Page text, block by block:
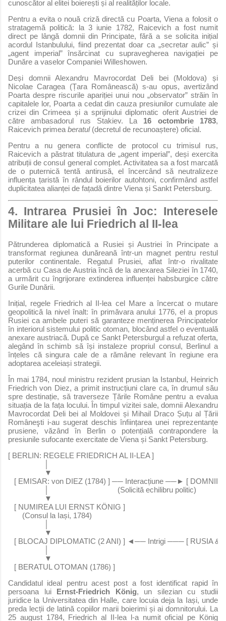
cunoscător al elitei boierești și al realităților locale.
Pentru a evita o nouă criză directă cu Poarta, Viena a folosit o
stratagemă politică: la 3 iunie 1782, Raicevich a fost numit
direct pe lângă domnii din Principate, fără a se solicita inițial
acordul Istanbulului, fiind prezentat doar ca „secretar aulic” și
„agent imperial” însărcinat cu supravegherea navigației pe
Dunăre a vaselor Companiei Willeshowen.
Deși domnii Alexandru Mavrocordat Deli bei (Moldova) și
Nicolae Caragea (Țara Românească) s-au opus, avertizând
Poarta despre riscurile apariției unui nou „observator” străin în
capitalele lor, Poarta a cedat din cauza presiunilor cumulate ale
crizei din Crimeea și a sprijinului diplomatic oferit Austriei de
către ambasadorul rus Stakiev. La 16 octombrie 1783,
Raicevich primeaberatul(decretul de recunoaștere) oficial.
Pentru a nu genera conflicte de protocol cu trimisul rus,
Raicevich a păstrat titulatura de „agent imperial”, deși exercita
atribuții de consul general complet. Activitatea sa a fost marcată
de o puternică tentă antirusă, el încercând să neutralizeze
influența țaristă în rândul boierilor autohtoni, confirmând astfel
duplicitatea alianței de fațadă dintre Viena și Sankt Petersburg.
4. Intrarea Prusiei în Joc: Interesele
Militare ale lui Friedrich al II-lea
Pătrunderea diplomatică a Rusiei și Austriei în Principate a
transformat regiunea dunăreană într-un magnet pentru restul
puterilor continentale. Regatul Prusiei, aflat într-o rivalitate
acerbă cu Casa de Austria încă de la anexarea Sileziei în 1740,
a urmărit cu îngrijorare extinderea influenței habsburgice către
Gurile Dunării.
Inițial, regele Friedrich al II-lea cel Mare a încercat o mutare
geopolitică la nivel înalt: în primăvara anului 1776, el a propus
Rusiei ca ambele puteri să garanteze menținerea Principatelor
în interiorul sistemului politic otoman, blocând astfel o eventuală
anexare austriacă. După ce Sankt Petersburgul a refuzat oferta,
alegând în schimb să își instaleze propriul consul, Berlinul a
înțeles că singura cale de a rămâne relevant în regiune era
adoptarea aceleiași strategii.
În mai 1784, noul ministru rezident prusian la Istanbul, Heinrich
Friedrich von Diez, a primit instrucțiuni clare ca, în drumul său
spre destinație, să traverseze Țările Române pentru a evalua
situația de la fața locului. În timpul vizitei sale, domnii Alexandru
Mavrocordat Deli bei al Moldovei și Mihail Draco Șuțu al Țării
Româneşti i-au sugerat deschis înființarea unei reprezentanțe
prusiene, văzând în Berlin o potențială contrapondere la
presiunile sufocante exercitate de Viena și Sankt Petersburg.
[ BERLIN: REGELE FRIEDRICH AL II-LEA ]
                  ▼
[ EMISAR: von DIEZ (1784) ] ── Interacțiune ──► [ DOMNII
                  │                                  (Solicită echilibru politic)
                  ▼
   [ NUMIREA LUI ERNST KÖNIG ]
       (Consul la Iași, 1784)
                  ▼
[ BLOCAJ DIPLOMATIC (2 ANI) ] ◄── Intrigi ─── [ RUSIA &
                  ▼
   [ BERATUL OTOMAN (1786) ]
Candidatul ideal pentru acest post a fost identificat rapid în
persoana lui Ernst-Friedrich König, un silezian cu studii
juridice la Universitatea din Halle, care locuia deja la Iași, unde
preda lecții de latină copiilor marii boierimi și ai domnitorului. La
25 august 1784, Friedrich al II-lea l-a numit oficial pe König